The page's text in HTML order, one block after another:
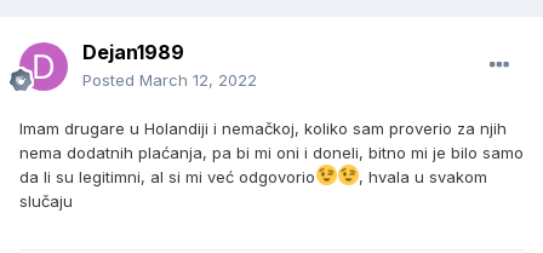
Dejan1989
Posted March 12, 2022
Imam drugare u Holandiji i nemačkoj, koliko sam proverio za njih
nema dodatnih plaćanja, pa bi mi oni i doneli, bitno mi je bilo samo
da li su legitimni, al si mi već odgovorio
, hvala u svakom
slučaju